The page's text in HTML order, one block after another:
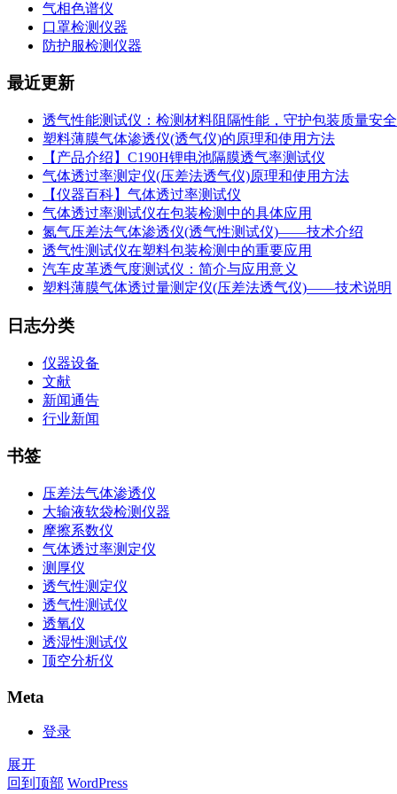
气相色谱仪
口罩检测仪器
防护服检测仪器
最近更新
透气性能测试仪：检测材料阻隔性能，守护包装质量安全
塑料薄膜气体渗透仪(透气仪)的原理和使用方法
【产品介绍】C190H锂电池隔膜透气率测试仪
气体透过率测定仪(压差法透气仪)原理和使用方法
【仪器百科】气体透过率测试仪
气体透过率测试仪在包装检测中的具体应用
氮气压差法气体渗透仪(透气性测试仪)——技术介绍
透气性测试仪在塑料包装检测中的重要应用
汽车皮革透气度测试仪：简介与应用意义
塑料薄膜气体透过量测定仪(压差法透气仪)——技术说明
日志分类
仪器设备
文献
新闻通告
行业新闻
书签
压差法气体渗透仪
大输液软袋检测仪器
摩擦系数仪
气体透过率测定仪
测厚仪
透气性测定仪
透气性测试仪
透氧仪
透湿性测试仪
顶空分析仪
Meta
登录
展开
回到顶部 WordPress